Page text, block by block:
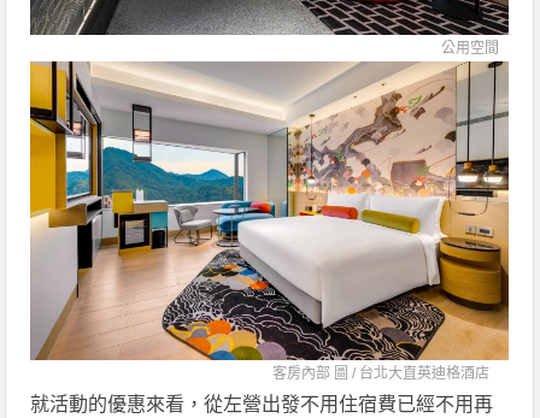
公用空間
客房內部 圖 / 台北大直英迪格酒店
就活動的優惠來看，從左營出發不用住宿費已經不用再